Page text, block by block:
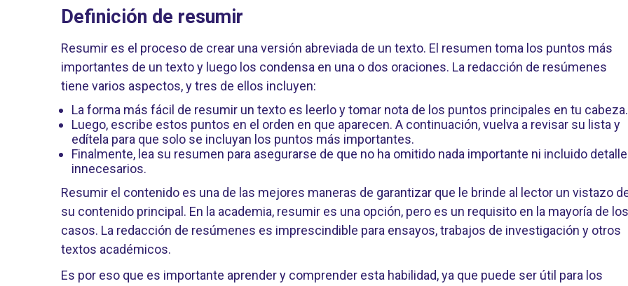
Definición de resumir
Resumir es el proceso de crear una versión abreviada de un texto. El resumen toma los puntos más
importantes de un texto y luego los condensa en una o dos oraciones. La redacción de resúmenes
tiene varios aspectos, y tres de ellos incluyen:
La forma más fácil de resumir un texto es leerlo y tomar nota de los puntos principales en tu cabeza.
Luego, escribe estos puntos en el orden en que aparecen. A continuación, vuelva a revisar su lista y
edítela para que solo se incluyan los puntos más importantes.
Finalmente, lea su resumen para asegurarse de que no ha omitido nada importante ni incluido
innecesarios.
Resumir el contenido es una de las mejores maneras de garantizar que le brinde al lector un vistazo
su contenido principal. En la academia, resumir es una opción, pero es un requisito en la mayoría de los
casos. La redacción de resúmenes es imprescindible para ensayos, trabajos de investigación y otros
textos académicos.
Es por eso que es importante aprender y comprender esta habilidad, ya que puede ser útil para los